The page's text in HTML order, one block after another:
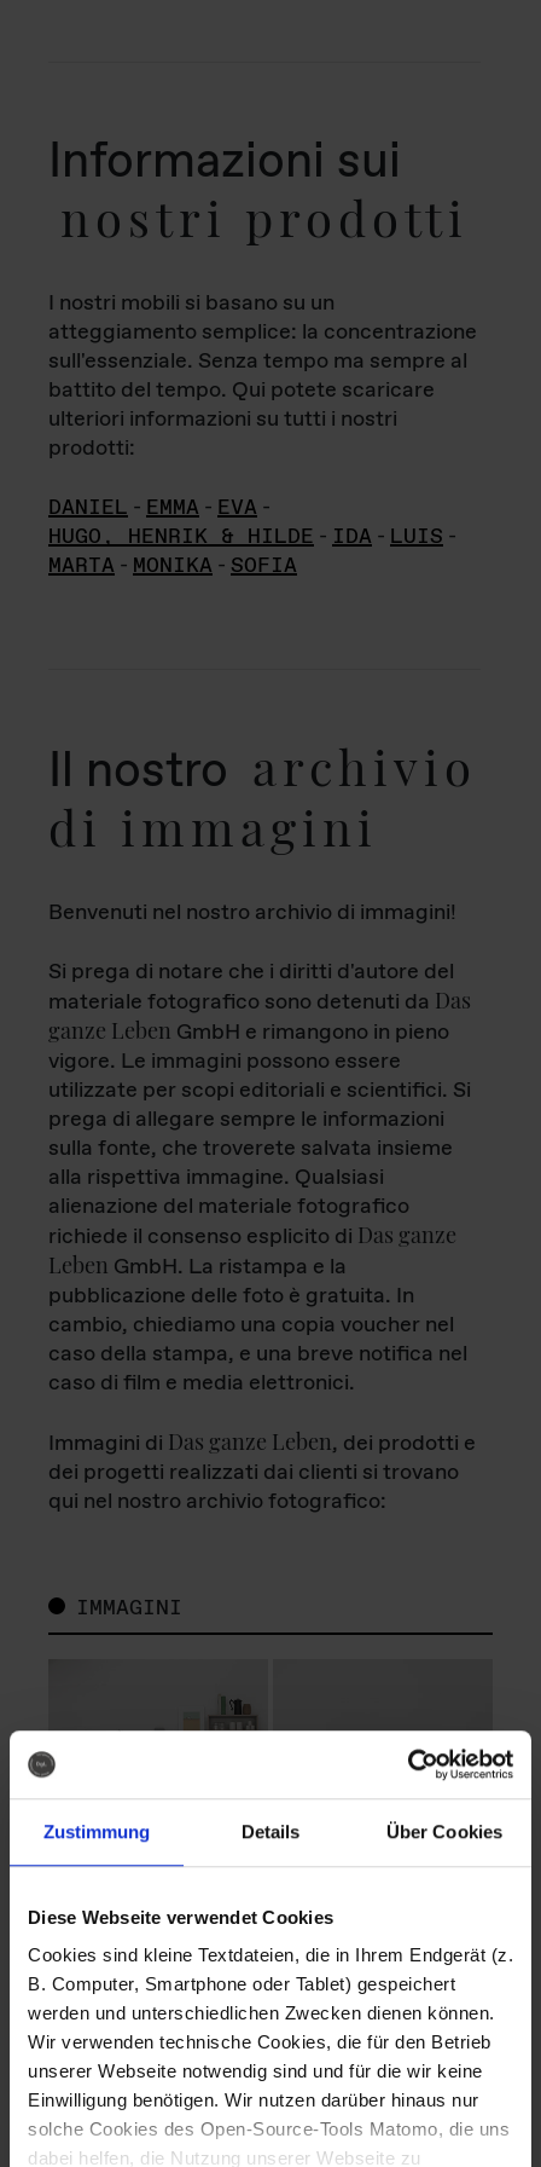
Zustimmung Details Über Cookies
Diese Webseite verwendet Cookies
Cookies sind kleine Textdateien, die in Ihrem Endgerät (z.
B. Computer, Smartphone oder Tablet) gespeichert
werden und unterschiedlichen Zwecken dienen können.
Wir verwenden technische Cookies, die für den Betrieb
unserer Webseite notwendig sind und für die wir keine
Einwilligung benötigen. Wir nutzen darüber hinaus nur
solche Cookies des Open-Source-Tools Matomo, die uns
dabei helfen, die Nutzung unserer Webseite zu
Informazioni sui
nostri prodotti
I nostri mobili si basano su un
atteggiamento semplice: la concentrazione
sull'essenziale. Senza tempo ma sempre al
battito del tempo. Qui potete scaricare
ulteriori informazioni su tutti i nostri
prodotti:
DANIEL - EMMA - EVA -
HUGO, HENRIK & HILDE - IDA - LUIS -
MARTA - MONIKA - SOFIA
Il nostro archivio
di immagini
Benvenuti nel nostro archivio di immagini!
Si prega di notare che i diritti d'autore del
materiale fotografico sono detenuti da Das
ganze Leben GmbH e rimangono in pieno
vigore. Le immagini possono essere
utilizzate per scopi editoriali e scientifici. Si
prega di allegare sempre le informazioni
sulla fonte, che troverete salvata insieme
alla rispettiva immagine. Qualsiasi
alienazione del materiale fotografico
richiede il consenso esplicito di Das ganze
Leben GmbH. La ristampa e la
pubblicazione delle foto è gratuita. In
cambio, chiediamo una copia voucher nel
caso della stampa, e una breve notifica nel
caso di film e media elettronici.
Immagini di Das ganze Leben, dei prodotti e
dei progetti realizzati dai clienti si trovano
qui nel nostro archivio fotografico:
IMMAGINI
Fotografo: Lorenz
Sternbach
Download
Fotografo: Lorenz
Sternbach
Download